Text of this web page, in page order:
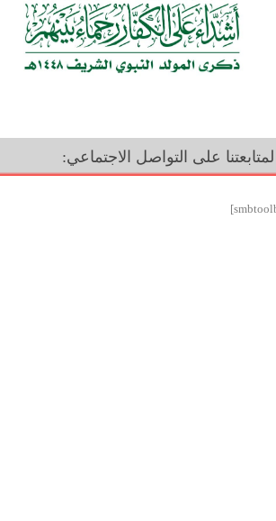
لمتابعتنا على التواصل الاجتماعي: